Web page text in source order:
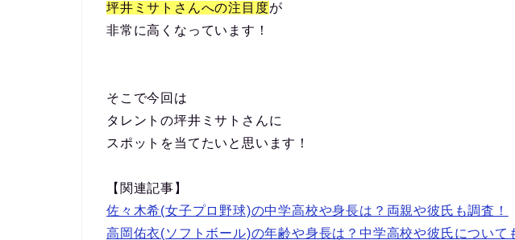
坪井ミサトさんへの注目度が
非常に高くなっています！
そこで今回は
タレントの坪井ミサトさんに
スポットを当てたいと思います！
【関連記事】
佐々木希(女子プロ野球)の中学高校や身長は？両親や彼氏も調査！
高岡佑衣(ソフトボール)の年齢や身長は？中学高校や彼氏について